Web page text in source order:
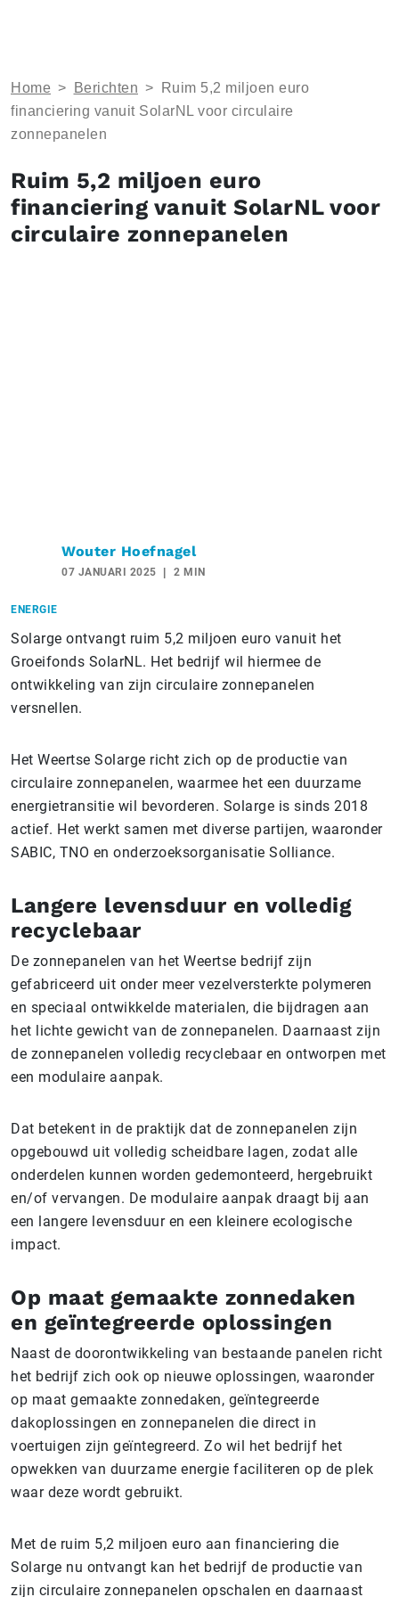
Home > Berichten >
Ruim 5,2 miljoen euro
financiering vanuit SolarNL voor circulaire
zonnepanelen
Ruim 5,2 miljoen euro
financiering vanuit SolarNL voor
circulaire zonnepanelen
Wouter Hoefnagel
07 JANUARI 2025 2 MIN
ENERGIE
Solarge ontvangt ruim 5,2 miljoen euro vanuit het
Groeifonds SolarNL. Het bedrijf wil hiermee de
ontwikkeling van zijn circulaire zonnepanelen
versnellen.
Het Weertse Solarge richt zich op de productie van
circulaire zonnepanelen, waarmee het een duurzame
energietransitie wil bevorderen. Solarge is sinds 2018
actief. Het werkt samen met diverse partijen, waaronder
SABIC, TNO en onderzoeksorganisatie Solliance.
Langere levensduur en volledig
recyclebaar
De zonnepanelen van het Weertse bedrijf zijn
gefabriceerd uit onder meer vezelversterkte polymeren
en speciaal ontwikkelde materialen, die bijdragen aan
het lichte gewicht van de zonnepanelen. Daarnaast zijn
de zonnepanelen volledig recyclebaar en ontworpen met
een modulaire aanpak.
Dat betekent in de praktijk dat de zonnepanelen zijn
opgebouwd uit volledig scheidbare lagen, zodat alle
onderdelen kunnen worden gedemonteerd, hergebruikt
en/of vervangen. De modulaire aanpak draagt bij aan
een langere levensduur en een kleinere ecologische
impact.
Op maat gemaakte zonnedaken
en geïntegreerde oplossingen
Naast de doorontwikkeling van bestaande panelen richt
het bedrijf zich ook op nieuwe oplossingen, waaronder
op maat gemaakte zonnedaken, geïntegreerde
dakoplossingen en zonnepanelen die direct in
voertuigen zijn geïntegreerd. Zo wil het bedrijf het
opwekken van duurzame energie faciliteren op de plek
waar deze wordt gebruikt.
Met de ruim 5,2 miljoen euro aan financiering die
Solarge nu ontvangt kan het bedrijf de productie van
zijn circulaire zonnepanelen opschalen en daarnaast